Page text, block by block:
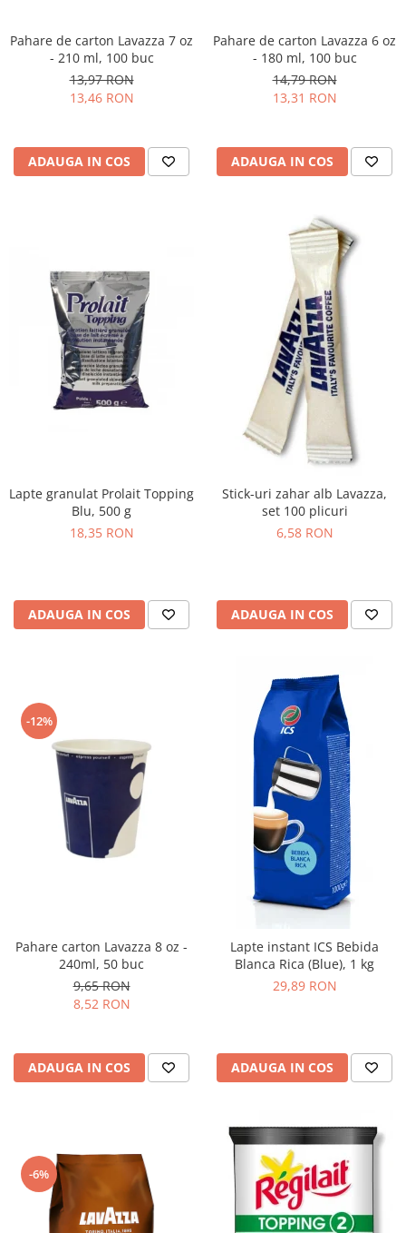
Pahare de carton Lavazza 7 oz
- 210 ml, 100 buc
13,97 RON
13,46 RON
ADAUGA IN COS
Pahare de carton Lavazza 6 oz
- 180 ml, 100 buc
14,79 RON
13,31 RON
ADAUGA IN COS
Lapte granulat Prolait Topping
Blu, 500 g
18,35 RON
ADAUGA IN COS
Stick-uri zahar alb Lavazza,
set 100 plicuri
6,58 RON
ADAUGA IN COS
-12%
Pahare carton Lavazza 8 oz -
240ml, 50 buc
9,65 RON
8,52 RON
ADAUGA IN COS
Lapte instant ICS Bebida
Blanca Rica (Blue), 1 kg
29,89 RON
ADAUGA IN COS
-6%